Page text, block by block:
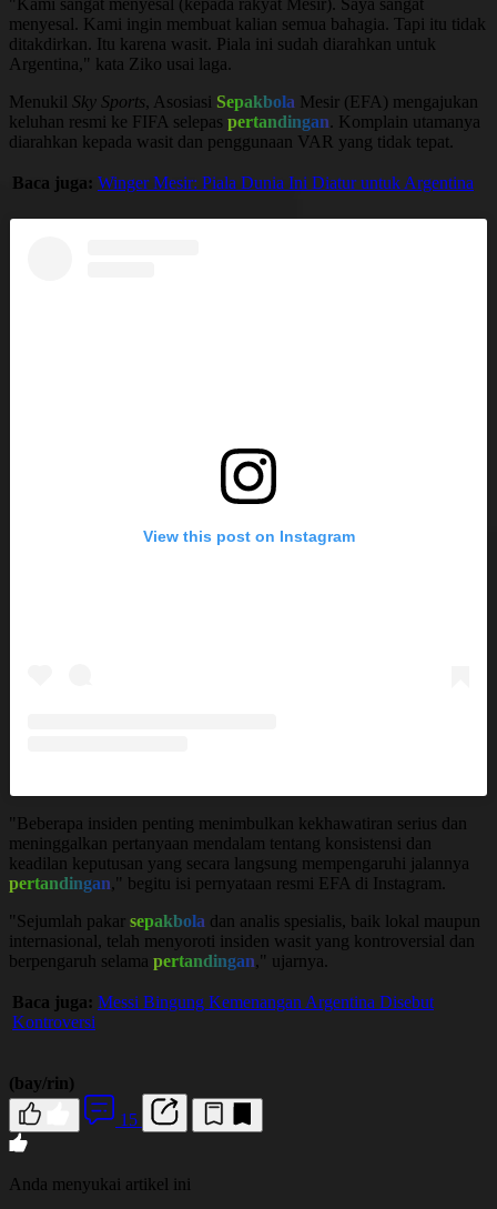
menyesal. Kami ingin membuat kalian semua bahagia. Tapi itu tidak
ditakdirkan. Itu karena wasit. Piala ini sudah diarahkan untuk
Argentina," kata Ziko usai laga.
Menukil Sky Sports, Asosiasi Sepakbola Mesir (EFA) mengajukan
keluhan resmi ke FIFA selepas pertandingan. Komplain utamanya
diarahkan kepada wasit dan penggunaan VAR yang tidak tepat.
Baca juga: Winger Mesir: Piala Dunia Ini Diatur untuk Argentina
View this post on Instagram
"Beberapa insiden penting menimbulkan kekhawatiran serius dan
meninggalkan pertanyaan mendalam tentang konsistensi dan
keadilan keputusan yang secara langsung mempengaruhi jalannya
pertandingan," begitu isi pernyataan resmi EFA di Instagram.
"Sejumlah pakar sepakbola dan analis spesialis, baik lokal maupun
internasional, telah menyoroti insiden wasit yang kontroversial dan
berpengaruh selama pertandingan," ujarnya.
Baca juga: Messi Bingung Kemenangan Argentina Disebut
Kontroversi
(bay/rin)
15
Anda menyukai artikel ini